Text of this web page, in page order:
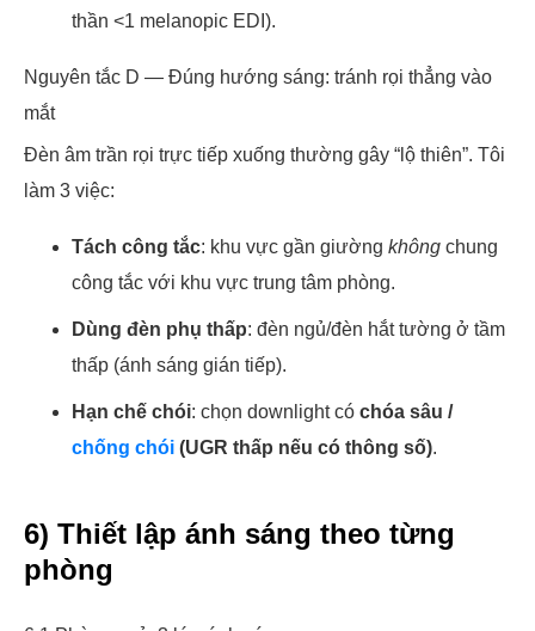
thần <1 melanopic EDI).
Nguyên tắc D — Đúng hướng sáng: tránh rọi thẳng vào
mắt
Đèn âm trần rọi trực tiếp xuống thường gây “lộ thiên”. Tôi
làm 3 việc:
Tách công tắc: khu vực gần giường không chung
công tắc với khu vực trung tâm phòng.
Dùng đèn phụ thấp: đèn ngủ/đèn hắt tường ở tầm
thấp (ánh sáng gián tiếp).
Hạn chế chói: chọn downlight có chóa sâu /
chống chói (UGR thấp nếu có thông số).
6) Thiết lập ánh sáng theo từng
phòng